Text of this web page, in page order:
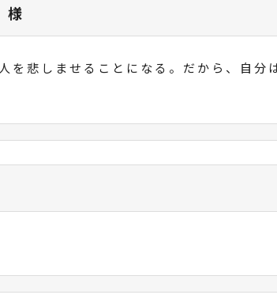
様
を悲しませることになる。だから、自分